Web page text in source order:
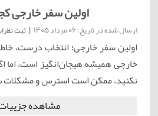
اولین سفر خارجی
ارسال شده در تاریخ: 06 مرداد 1405 | ثبت
اولین سفر خارجی؛ انتخاب درست،
خارجی همیشه هیجان‌انگیز است، اما
نکنید، ممکن است استرس و
مشاهده